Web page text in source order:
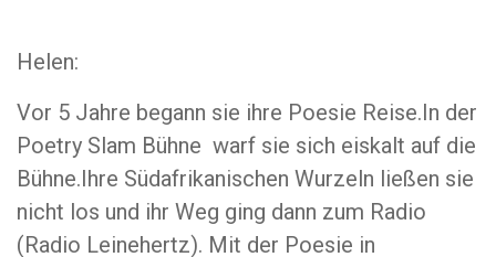
Helen:
Vor 5 Jahre begann sie ihre Poesie Reise.In der
Poetry Slam Bühne warf sie sich eiskalt auf die
Bühne.Ihre Südafrikanischen Wurzeln ließen sie
nicht los und ihr Weg ging dann zum Radio
(Radio Leinehertz). Mit der Poesie in